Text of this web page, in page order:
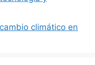
climático en